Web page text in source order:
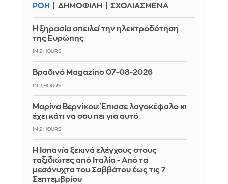
ΡΟΗ ΔΗΜΟΦΙΛΗ ΣΧΟΛΙΑΣΜΕΝΑ
Η ξηρασία απειλεί την ηλεκτροδότηση
της Ευρώπης
IN 2 HOURS
Βραδινό Magazino 07-08-2026
IN 2 HOURS
Μαρίνα Βερνίκου: Έπιασε λαγοκέφαλο κι
έχει κάτι να σου πει για αυτό
IN 2 HOURS
Η Ισπανία ξεκινά ελέγχους στους
ταξιδιώτες από Ιταλία - Από τα
μεσάνυχτα του Σαββάτου έως τις 7
Σεπτεμβρίου